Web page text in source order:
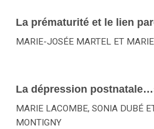
La prématurité et le lien
MARIE-JOSÉE MARTEL ET
La dépression
MARIE LACOMBE, SONIA DUBÉ
MONTIGNY